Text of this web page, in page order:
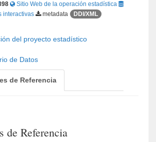
Sitio Web de la operación estadística
interactivas
metadata
DDI/XML
del proyecto estadístico
de Datos
de Referencia
de Referencia